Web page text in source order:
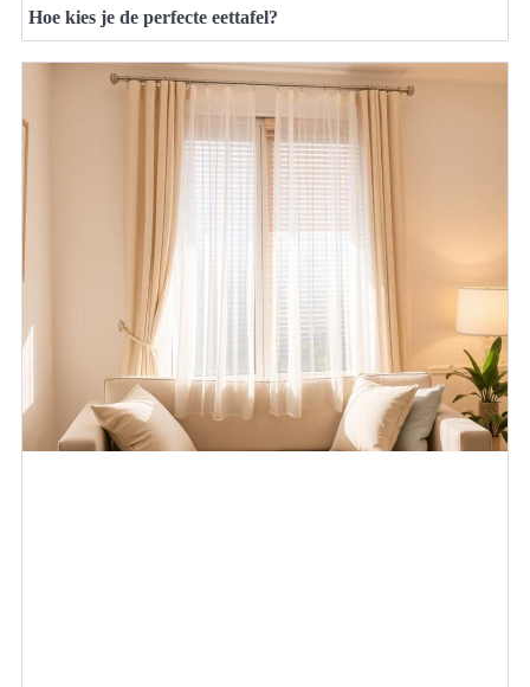
Hoe kies je de perfecte eettafel?